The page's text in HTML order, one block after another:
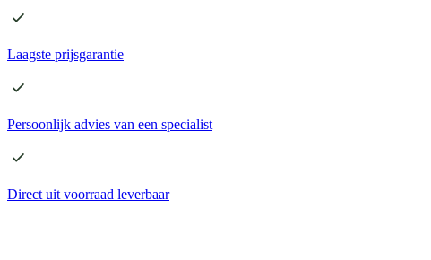
Laagste prijsgarantie
Persoonlijk advies van een specialist
Direct uit voorraad leverbaar